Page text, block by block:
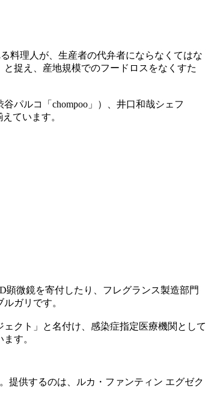
料理人が、生産者の代弁者にならなくてはな
捉え、産地規模でのフードロスをなくすた
パルコ「chompoo」）、井口和哉シェフ
ています。
微鏡を寄付したり、フレグランス製造部門
ガリです。
クト」と名付け、感染症指定医療機関として
す。
提供するのは、ルカ・ファンティン エグゼク